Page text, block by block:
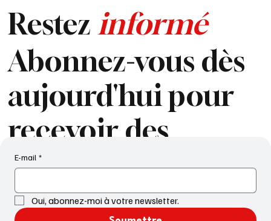
Restez informé
Abonnez-vous dès
aujourd'hui pour
recevoir des
actualités
quotidiennes,
E-mail *
Oui, abonnez-moi à votre newsletter.